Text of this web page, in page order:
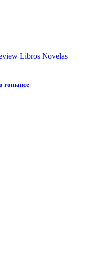
Libros Novelas
romance